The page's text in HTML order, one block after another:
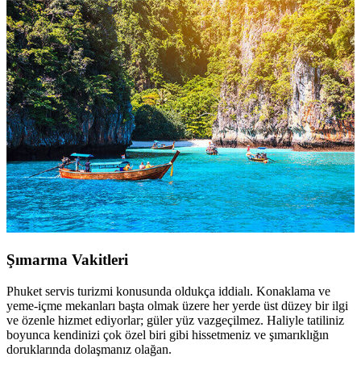
Şımarma Vakitleri
Phuket servis turizmi konusunda oldukça iddialı. Konaklama ve
yeme-içme mekanları başta olmak üzere her yerde üst düzey bir ilgi
ve özenle hizmet ediyorlar; güler yüz vazgeçilmez. Haliyle tatiliniz
boyunca kendinizi çok özel biri gibi hissetmeniz ve şımarıklığın
doruklarında dolaşmanız olağan.